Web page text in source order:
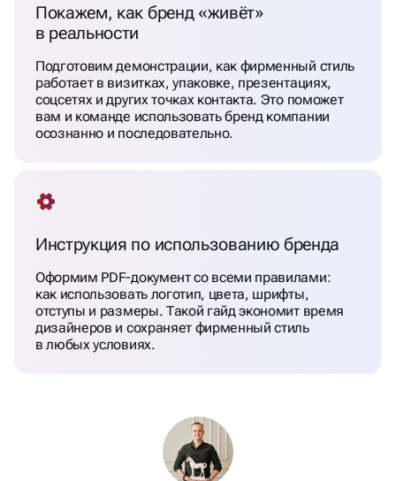
Покажем, как бренд «живёт»
в реальности
Подготовим демонстрации, как фирменный стиль
работает в визитках, упаковке, презентациях,
соцсетях и других точках контакта. Это поможет
вам и команде использовать бренд компании
осознанно и последовательно.
Инструкция по использованию бренда
Оформим PDF-документ со всеми правилами:
как использовать логотип, цвета, шрифты,
отступы и размеры. Такой гайд экономит время
дизайнеров и сохраняет фирменный стиль
в любых условиях.